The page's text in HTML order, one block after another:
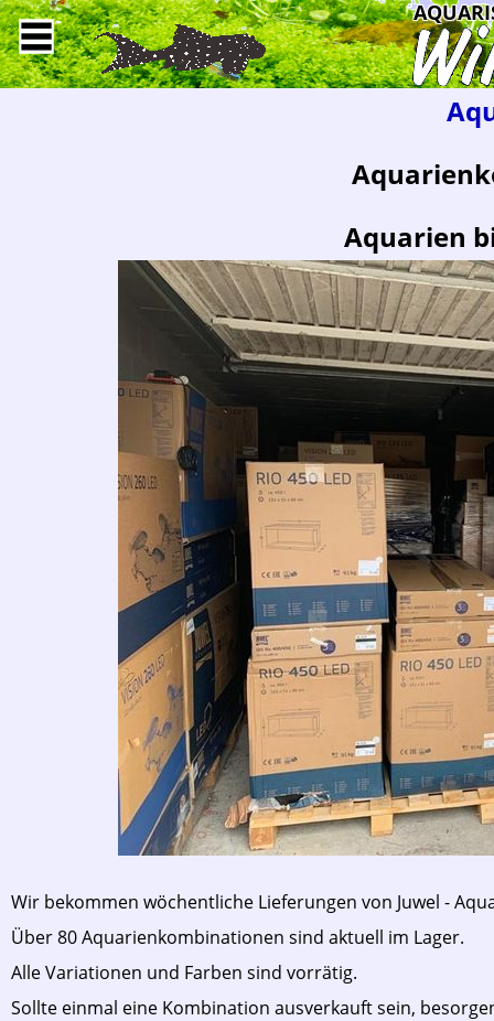
Aquarien
Wir bekommen wöchentliche Lieferungen von Juwel -
Über 80 Aquarienkombinationen sind aktuell im Lager.
Alle Variationen und Farben sind vorrätig.
Sollte einmal eine Kombination ausverkauft sein,